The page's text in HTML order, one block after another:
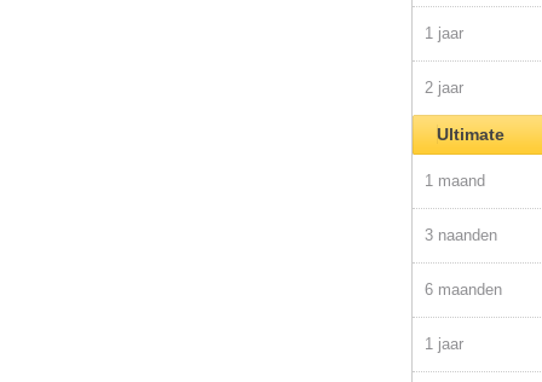
1 jaar
2 jaar
Ultimate
1 maand
3 naanden
6 maanden
1 jaar